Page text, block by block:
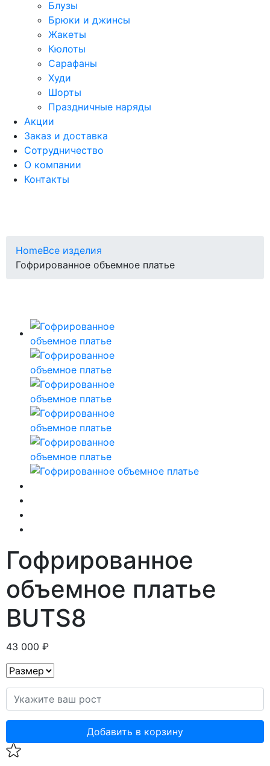
Блузы
Брюки и джинсы
Жакеты
Кюлоты
Сарафаны
Худи
Шорты
Праздничные наряды
Акции
Заказ и доставка
Сотрудничество
О компании
Контакты
HomeВсе изделия
Гофрированное объемное платье
Гофрированное
объемное платье
BUTS8
43 000 ₽
Добавить в корзину